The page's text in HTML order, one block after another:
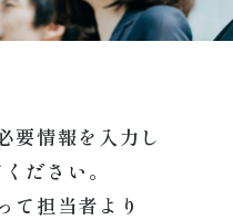
要情報を入力し
ださい。
て担当者より